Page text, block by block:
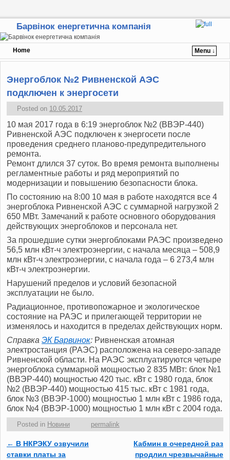
Барвінок енергетична компанія
Home
Menu ↓
Skip to primary content
Skip to secondary content
Энергоблок №2 Ривненской АЭС
подключен к энергосети
Posted on 10.05.2017
10 мая 2017 года в 6:19 энергоблок №2 (ВВЭР-440)
Ривненской АЭС подключен к энергосети после
проведения среднего планово-предупредительного
ремонта.
Ремонт длился 37 суток. Во время ремонта выполнены
регламентные работы и ряд мероприятий по
модернизации и повышению безопасности блока.
По состоянию на 8:00 10 мая в работе находятся все 4
энергоблока Ривненской АЭС с суммарной нагрузкой 2
650 МВт. Замечаний к работе основного оборудования
действующих энергоблоков и персонала нет.
За прошедшие сутки энергоблоками РАЭС произведено
56,5 млн кВт-ч электроэнергии, с начала месяца – 508,9
млн кВт-ч электроэнергии, с начала года – 6 273,4 млн
кВт-ч электроэнергии.
Нарушений пределов и условий безопасной
эксплуатации не было.
Радиационное, противопожарное и экологическое
состояние на РАЭС и прилегающей территории не
изменялось и находится в пределах действующих норм.
Справка ЭК Барвинок: Ривненская атомная
электростанция (РАЭС) расположена на северо-западе
Ривненской области. На РАЭС эксплуатируются четыре
энергоблока суммарной мощностью 2 835 МВт: блок №1
(ВВЭР-440) мощностью 420 тыс. кВт с 1980 года, блок
№2 (ВВЭР-440) мощностью 415 тыс. кВт с 1981 года,
блок №3 (ВВЭР-1000) мощностью 1 млн кВт с 1986 года,
блок №4 (ВВЭР-1000) мощностью 1 млн кВт с 2004 года.
Posted in Новини permalink
Post navigation
← В НКРЭКУ озвучили
ставки платы за
Кабмин в очередной раз
продлил чрезвычайные